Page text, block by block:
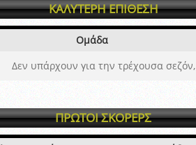
ΚΑΛΥΤΕΡΗ ΕΠΙΘΕΣΗ
Ομάδα
Δεν υπάρχουν για την τρέχουσα σεζόν,
ΠΡΩΤΟΙ ΣΚΟΡΕΡΣ